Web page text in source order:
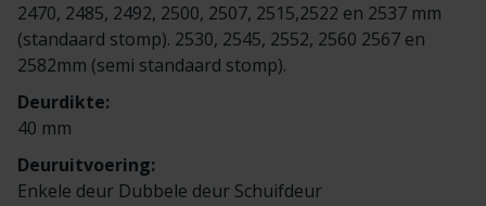
2470, 2485, 2492, 2500, 2507, 2515,2522 en 2537 mm
(standaard stomp). 2530, 2545, 2552, 2560 2567 en
2582mm (semi standaard stomp).
Deurdikte:
40 mm
Deuruitvoering:
Enkele deur Dubbele deur Schuifdeur